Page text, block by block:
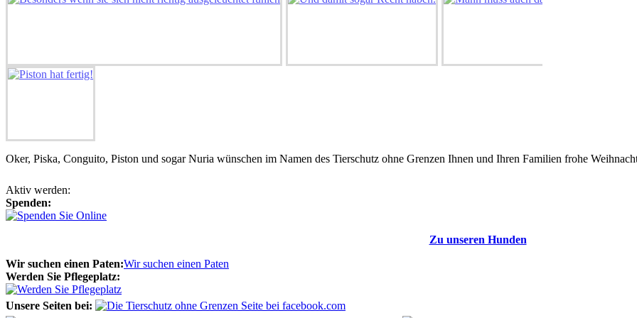
Oker, Piska, Conguito, Piston und sogar Nuria wünschen im Namen des Tierschutz ohne Grenzen Ihnen und Ihren Familien frohe
Aktiv werden:
Spenden:
Zu unseren Hunden
Wir suchen einen Paten:Wir suchen einen Paten
Werden Sie Pflegeplatz:
Unsere Seiten bei: